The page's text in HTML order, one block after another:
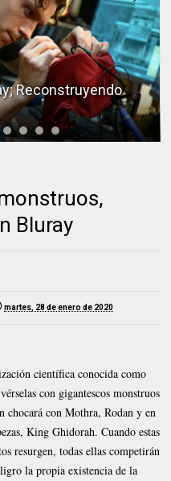
Reconstruyendo
Bluray
martes, 28 de enero de 2020
científica conocida como
con gigantescos monstruos
chocará con Mothra, Rodan y en
King Ghidorah. Cuando estas
resurgen, todas ellas competirán
la propia existencia de la